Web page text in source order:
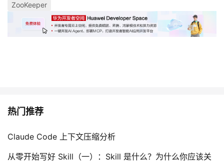
ZooKeeper
热门推荐
Claude Code 上下文压缩分析
从零开始写好 Skill（一）：Skill 是什么？为什么你应该关